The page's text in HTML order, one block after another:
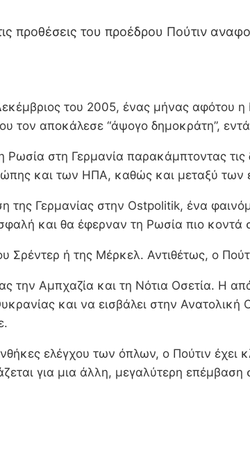
προθέσεις του προέδρου Πούτιν
του 2005, ένας μήνας αφότου
τον αποκάλεσε “άψογο δημοκράτη”,
στη Γερμανία παρακάμπτοντας τις
και των ΗΠΑ, καθώς και μεταξύ
της Γερμανίας στην Ostpolitik, ένα
και θα έφερναν τη Ρωσία πιο κοντά
Σρέντερ ή της Μέρκελ. Αντιθέτως, ο
την Αμπχαζία και τη Νότια Οσετία. Η
και να εισβάλει στην
ελέγχου των όπλων, ο Πούτιν
για μια άλλη, μεγαλύτερη